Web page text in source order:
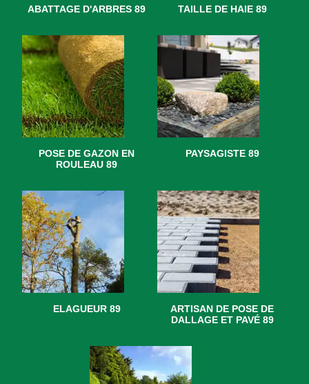
ABATTAGE D'ARBRES 89 TAILLE DE HAIE 89
POSE DE GAZON EN
ROULEAU 89
PAYSAGISTE 89
ELAGUEUR 89
ARTISAN DE POSE DE
DALLAGE ET PAVÉ 89